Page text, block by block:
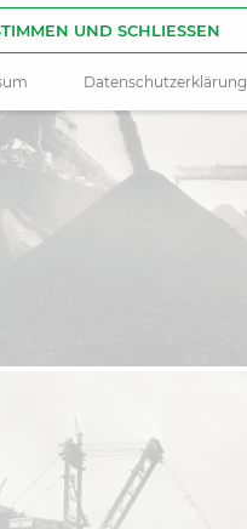
UND SCHLIESSEN
Datenschutzerklärung